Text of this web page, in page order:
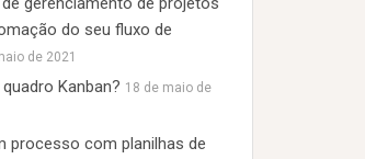
do seu fluxo de
de 2021
Kanban? 18 de maio de
processo com planilhas de